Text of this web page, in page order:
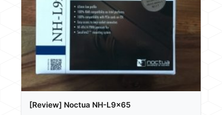
Benchtable und 4 mal die redux Variante vom NF-
S12B 1200 für die allgemeine Komponenten-
Belüftung.…
[Review] Noctua NH-L9x65